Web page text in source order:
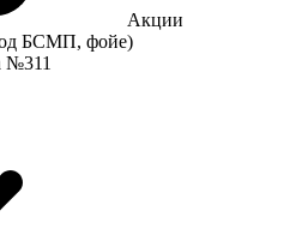
Акции
БСМП, фойе)
№311